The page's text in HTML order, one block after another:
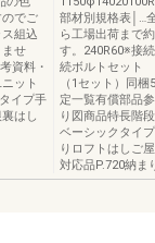
でご
組込
せ
資料・
ット
イプ手
はし
部材別規格表│…
ら工場出荷まで
す。240R60※接
続ボルトセット
（1セット）同
定一覧有償部品
り図商品特長階
ベーシックタイ
りロフトはしご
対応品P.720納ま